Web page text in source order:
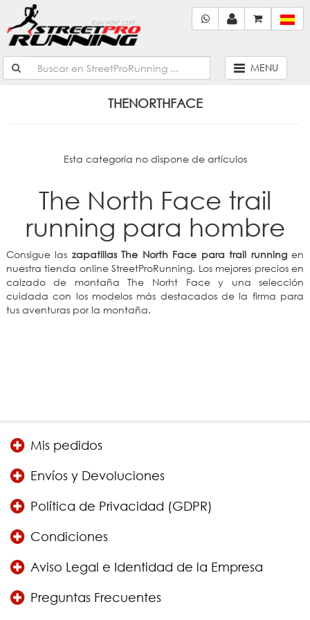
MENU
THENORTHFACE
Esta categoría no dispone de artículos
The North Face trail
running para hombre
Consigue las zapatillas The North Face para trail runningen
nuestra tienda online StreetProRunning. Los mejores precios en
calzado de montaña The Norht Face y una selección
cuidada con los modelos más destacados de la firma para
tus aventuras por la montaña.
Mis pedidos
Envíos y Devoluciones
Política de Privacidad (GDPR)
Condiciones
Aviso Legal e Identidad de la Empresa
Preguntas Frecuentes